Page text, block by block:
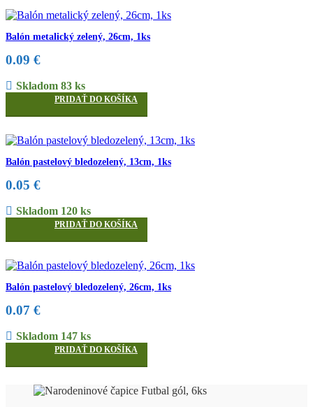
Balón metalický zelený, 26cm, 1ks
0.09 €
Skladom 83 ks
PRIDAŤ DO KOŠÍKA
Balón pastelový bledozelený, 13cm, 1ks
0.05 €
Skladom 120 ks
PRIDAŤ DO KOŠÍKA
Balón pastelový bledozelený, 26cm, 1ks
0.07 €
Skladom 147 ks
PRIDAŤ DO KOŠÍKA